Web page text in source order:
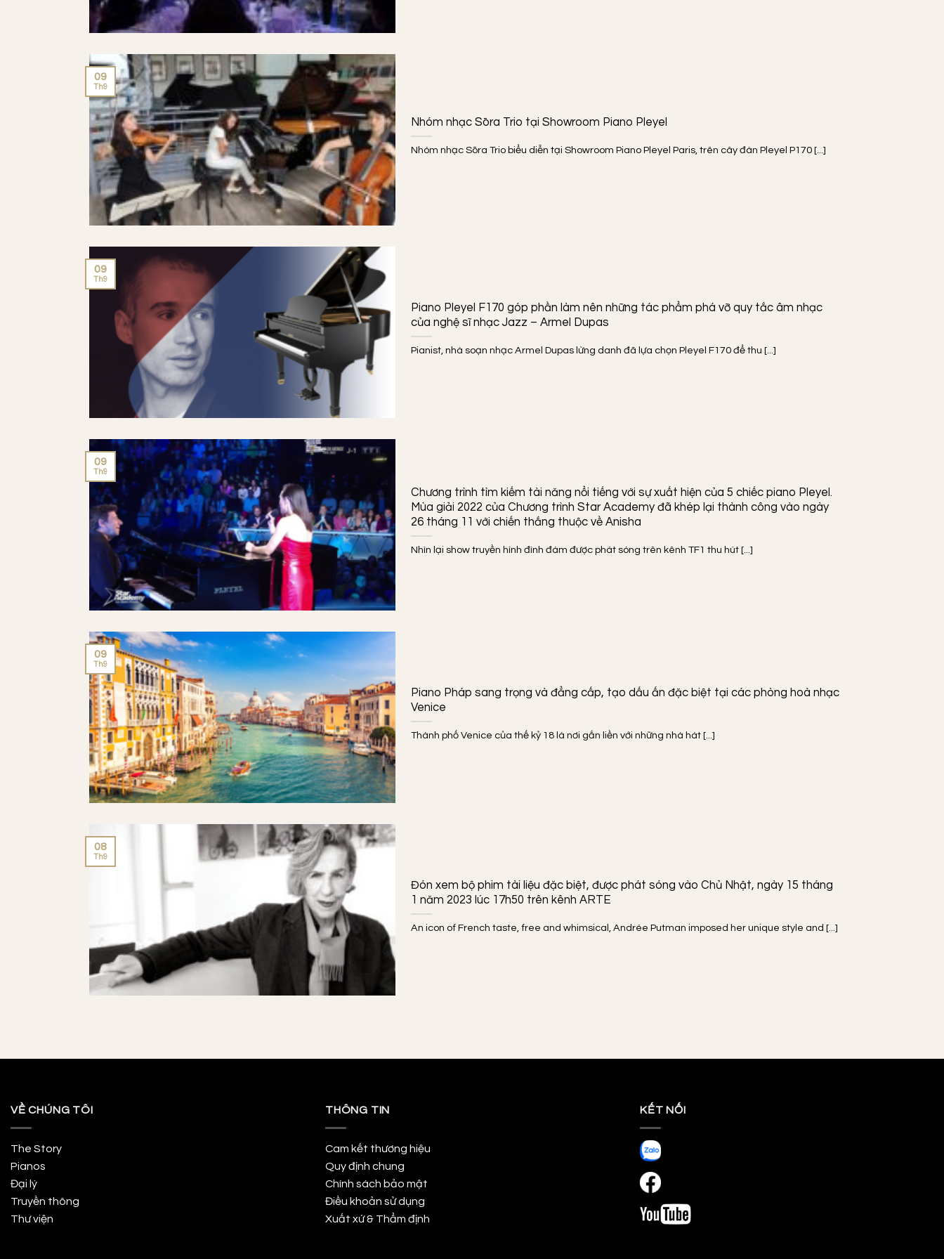
Nhóm nhạc Sōra Trio tại Showroom Piano Pleyel
Nhóm nhạc Sōra Trio biểu diễn tại Showroom Piano Pleyel Paris, trên cây đàn Pleyel P170 [...]
09
Th9
Piano Pleyel F170 góp phần làm nên những tác phẩm phá vỡ quy tắc âm nhạc
của nghệ sĩ nhạc Jazz – Armel Dupas
Pianist, nhà soạn nhạc Armel Dupas lừng danh đã lựa chọn Pleyel F170 để thu [...]
09
Th9
Chương trình tìm kiếm tài năng nổi tiếng với sự xuất hiện của 5 chiếc piano Pleyel.
Mùa giải 2022 của Chương trình Star Academy đã khép lại thành công vào ngày
26 tháng 11 với chiến thắng thuộc về Anisha
Nhìn lại show truyền hình đình đám được phát sóng trên kênh TF1 thu hút [...]
09
Th9
Piano Pháp sang trọng và đẳng cấp, tạo dấu ấn đặc biệt tại các phòng hoà nhạc
Venice
Thành phố Venice của thế kỷ 18 là nơi gắn liền với những nhà hát [...]
09
Th9
Đón xem bộ phim tài liệu đặc biệt, được phát sóng vào Chủ Nhật, ngày 15 tháng
1 năm 2023 lúc 17h50 trên kênh ARTE
An icon of French taste, free and whimsical, Andrée Putman imposed her unique style and [...]
08
Th9
VỀ CHÚNG TÔI
The Story
Pianos
Đại lý
Truyền thông
Thư viện
THÔNG TIN
Cam kết thương hiệu
Quy định chung
Chính sách bảo mật
Điều khoản sử dụng
Xuất xứ & Thẩm định
KẾT NỐI